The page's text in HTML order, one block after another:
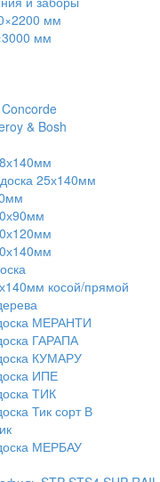
мм
мм
& Bosh
25х140мм
косой/прямой
МЕРАНТИ
ГАРАПА
КУМАРУ
ИПЕ
ТИК
Тик сорт В
МЕРБАУ